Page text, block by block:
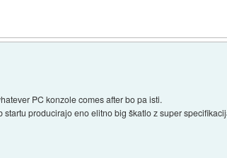
PC konzole comes after bo pa isti.
producirajo eno elitno big škatlo z super